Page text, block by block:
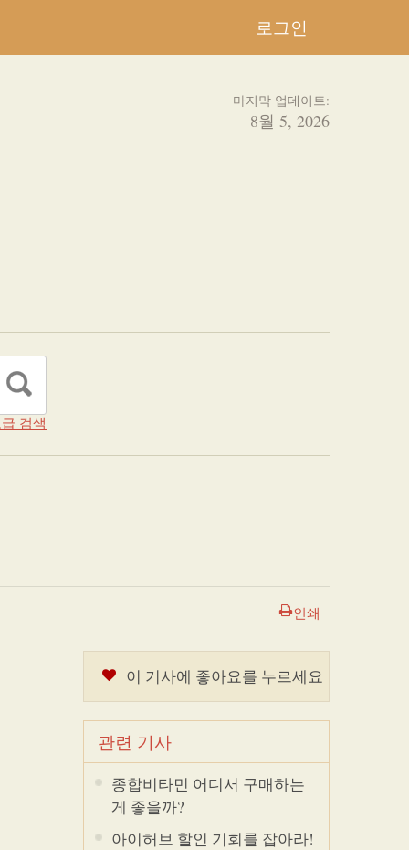
로그인
마지막 업데이트:
8월 5, 2026
급 검색
인쇄
이 기사에 좋아요를 누르세요
관련 기사
종합비타민 어디서 구매하는
게 좋을까?
아이허브 할인 기회를 잡아라!